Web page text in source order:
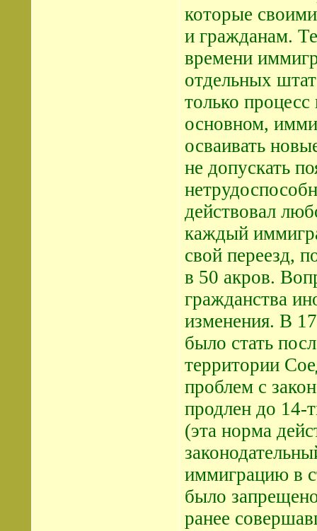
которые
и гражданам.
времени
отдельных
только
основном,
осваивать
не допускать
действовал
каждый
свой переезд,
в 50 акров.
гражданства
изменения. В
было стать
территории
проблем с
продлен до 14-
(эта норма
иммиграцию в
было
ранее